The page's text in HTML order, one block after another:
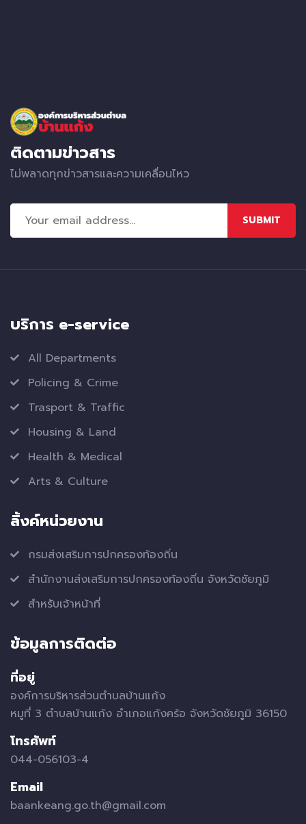
ติดตามข่าวสาร
ไม่พลาดทุกข่าวสารและความเคลื่อนไหว
SUBMIT
บริการ e-service
All Departments
Policing & Crime
Trasport & Traffic
Housing & Land
Health & Medical
Arts & Culture
ลิ้งค์หน่วยงาน
กรมส่งเสริมการปกครองท้องถิ่น
สำนักงานส่งเสริมการปกครองท้องถิ่น จังหวัดชัยภูมิ
สำหรับเจ้าหน้าที่
ข้อมูลการติดต่อ
ที่อยู่
องค์การบริหารส่วนตำบลบ้านแก้ง
หมูที่ 3 ตำบลบ้านแก้ง อำเภอแก้งคร้อ จังหวัดชัยภูมิ 36150
โทรศัพท์
044-056103-4
Email
baankeang.go.th@gmail.com